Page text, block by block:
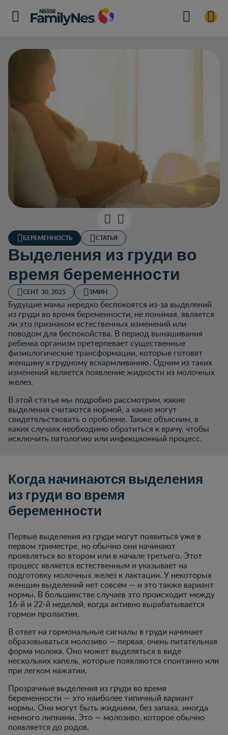
БЕРЕМЕННОСТЬ СТАТЬЯ
Выделения из груди во
время беременности
СЕНТ. 30, 2025 3МИН.
Будущие мамы нередко беспокоятся из-за выделений
из груди во время беременности, не понимая, является
ли это признаком естественных изменений или
поводом для беспокойства. В период вынашивания
ребенка организм претерпевает существенные
физиологические трансформации, которые готовят
женщину к грудному вскармливанию. Одним из таких
изменений является появление жидкости из молочных
желез.
В этой статье мы подробно рассмотрим, какие
выделения считаются нормой, а какие могут
свидетельствовать о проблеме. Также объясним, в
каких случаях необходимо обратиться к врачу, чтобы
исключить патологию или инфекционный процесс.
Когда начинаются выделения
из груди во время
беременности
Первые выделения из груди могут появиться уже в
первом триместре, но обычно они начинают
проявляться во втором или в начале третьего. Этот
процесс является естественным и указывает на
подготовку молочных желез к лактации. У некоторых
женщин выделений нет совсем — и это также вариант
нормы. В большинстве случаев это происходит между
16-й и 22-й неделей, когда активно вырабатывается
гормон пролактин.
В ответ на гормональные сигналы в груди начинает
образовываться молозиво — первая, очень питательная
форма молока. Оно может выделяться в виде
нескольких капель, которые появляются спонтанно или
при легком нажатии.
Прозрачные выделения из груди во время
беременности — это наиболее типичный вариант
нормы. Они могут быть жидкими, без запаха, иногда
немного липкими. Это — молозиво, которое обычно
появляется до родов.